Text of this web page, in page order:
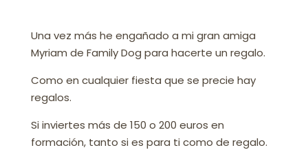
Una vez más he engañado a mi gran amiga
Myriam de Family Dog para hacerte un regalo.
Como en cualquier fiesta que se precie hay
regalos.
Si inviertes más de 150 o 200 euros en
formación, tanto si es para ti como de regalo.